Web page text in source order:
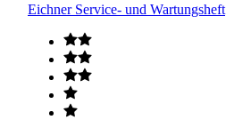
Eichner Service- und Wartungsheft